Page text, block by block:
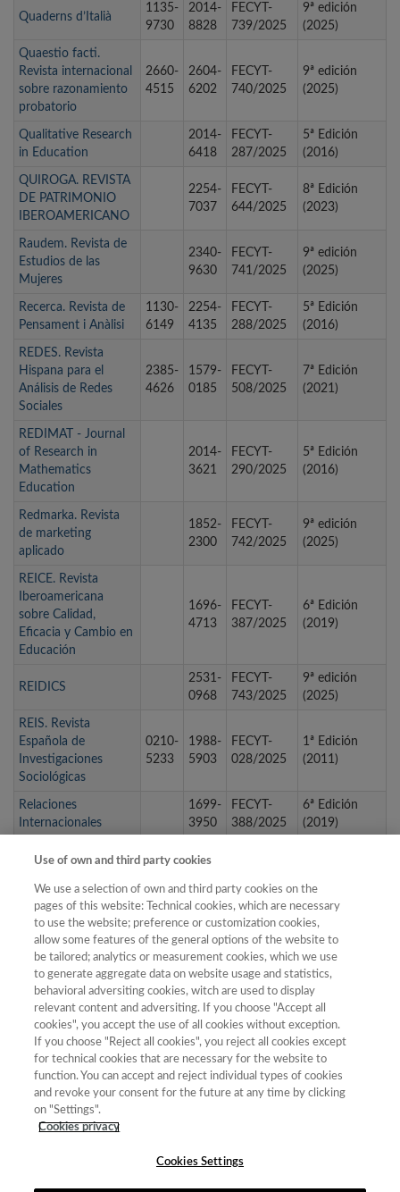
Quaderns d’Italià
1135-
9730
2014-
8828
FECYT-
739/2025
9ª edición
(2025)
Quaestio facti.
Revista internacional
sobre razonamiento
probatorio
2660-
4515
2604-
6202
FECYT-
740/2025
9ª edición
(2025)
Qualitative Research
in Education
2014-
6418
FECYT-
287/2025
5ª Edición
(2016)
QUIROGA. REVISTA
DE PATRIMONIO
IBEROAMERICANO
2254-
7037
FECYT-
644/2025
8ª Edición
(2023)
Raudem. Revista de
Estudios de las
Mujeres
2340-
9630
FECYT-
741/2025
9ª edición
(2025)
Recerca. Revista de
Pensament i Anàlisi
1130-
6149
2254-
4135
FECYT-
288/2025
5ª Edición
(2016)
REDES. Revista
Hispana para el
Análisis de Redes
Sociales
2385-
4626
1579-
0185
FECYT-
508/2025
7ª Edición
(2021)
REDIMAT - Journal
of Research in
Mathematics
Education
2014-
3621
FECYT-
290/2025
5ª Edición
(2016)
Redmarka. Revista
de marketing
aplicado
1852-
2300
FECYT-
742/2025
9ª edición
(2025)
REICE. Revista
Iberoamericana
sobre Calidad,
Eficacia y Cambio en
Educación
1696-
4713
FECYT-
387/2025
6ª Edición
(2019)
REIDICS
2531-
0968
FECYT-
743/2025
9ª edición
(2025)
REIS. Revista
Española de
Investigaciones
Sociológicas
0210-
5233
1988-
5903
FECYT-
028/2025
1ª Edición
(2011)
Relaciones
Internacionales
1699-
3950
FECYT-
388/2025
6ª Edición
(2019)
Tecnología Educativa
1695-
1695-
RELIES. Revista del
Laboratorio
Iberoamericano para
el Estudio
Sociohstórico de las
Sexualidades
2659-
8620
FECYT-
744/2025
(2025)
« primera … 12 13 15
17 18 19 20 … siguiente › última »
Use of own and third party cookies
We use a selection of own and third party cookies on the
pages of this website: Technical cookies, which are necessary
to use the website; preference or customization cookies,
allow some features of the general options of the website to
be tailored; analytics or measurement cookies, which we use
to generate aggregate data on website usage and statistics,
behavioral adversiting cookies, witch are used to display
relevant content and adversiting. If you choose "Accept all
cookies", you accept the use of all cookies without exception.
If you choose "Reject all cookies", you reject all cookies except
for technical cookies that are necessary for the website to
function. You can accept and reject individual types of cookies
and revoke your consent for the future at any time by clicking
on "Settings".
Cookies privacy
Cookies Settings